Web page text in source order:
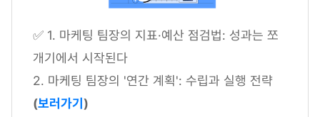
✅ 1. 마케팅 팀장의 지표·예산 점검법: 성과는 쪼
개기에서 시작된다
2. 마케팅 팀장의 '연간 계획': 수립과 실행 전략
(보러가기)